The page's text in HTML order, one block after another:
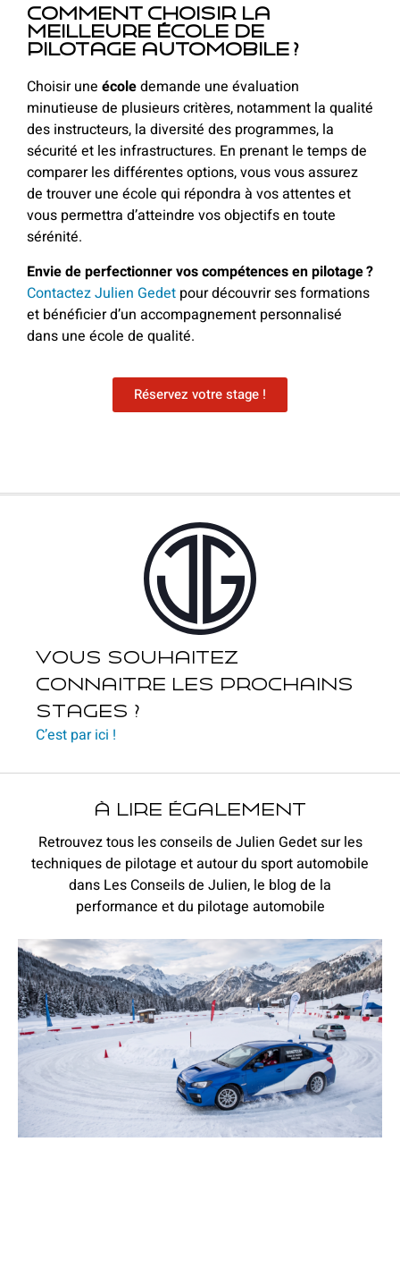
Comment choisir la
meilleure école de
pilotage automobile ?
Choisir une écoledemande une évaluation
minutieuse de plusieurs critères, notamment la qualité
des instructeurs, la diversité des programmes, la
sécurité et les infrastructures. En prenant le temps de
comparer les différentes options, vous vous assurez
de trouver une école qui répondra à vos attentes et
vous permettra d’atteindre vos objectifs en toute
sérénité.
Envie de perfectionner vos compétences en pilotage ?
Contactez Julien Gedet pour découvrir ses formations
et bénéficier d’un accompagnement personnalisé
dans une école de qualité.
Réservez votre stage !
Vous souhaitez
connaitre les prochains
stages ?
C’est par ici !
à lire également
Retrouvez tous les conseils de Julien Gedet sur les
techniques de pilotage et autour du sport automobile
dans Les Conseils de Julien, le blog de la
performance et du pilotage automobile